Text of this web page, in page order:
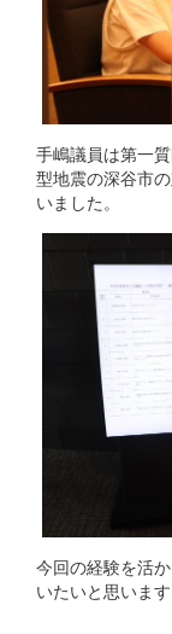
手嶋議員は第一
型地震の深谷市
いました。
今回の経験を活
いたいと思います